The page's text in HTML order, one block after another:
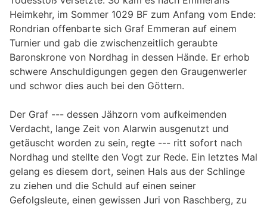
Heimkehr, im Sommer 1029 BF zum Anfang vom Ende:
Rondrian offenbarte sich Graf Emmeran auf einem
Turnier und gab die zwischenzeitlich geraubte
Baronskrone von Nordhag in dessen Hände. Er erhob
schwere Anschuldigungen gegen den Graugenwerler
und schwor dies auch bei den Göttern.
Der Graf --- dessen Jähzorn vom aufkeimenden
Verdacht, lange Zeit von Alarwin ausgenutzt und
getäuscht worden zu sein, regte --- ritt sofort nach
Nordhag und stellte den Vogt zur Rede. Ein letztes Mal
gelang es diesem dort, seinen Hals aus der Schlinge
zu ziehen und die Schuld auf einen seiner
Gefolgsleute, einen gewissen Juri von Raschberg, zu